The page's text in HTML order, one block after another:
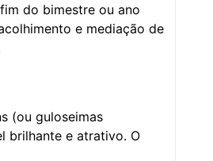
do bimestre ou ano
e mediação de
(ou guloseimas
brilhante e atrativo. O